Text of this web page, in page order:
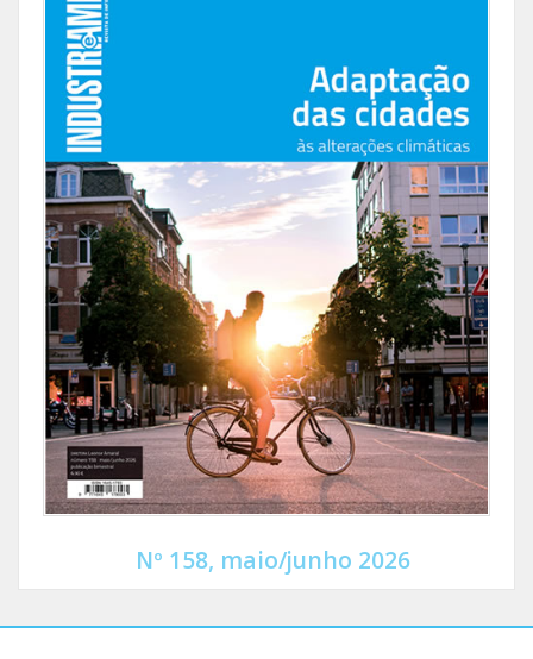
Nº 158, maio/junho 2026